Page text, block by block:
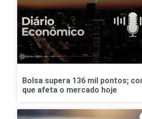
Bolsa supera 136 mil pontos;
que afeta o mercado hoje